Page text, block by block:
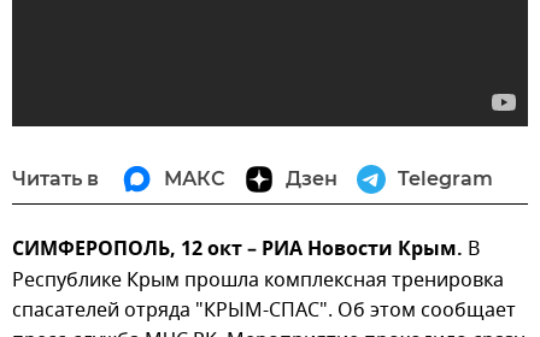
Читать в МАКС Дзен Telegram
СИМФЕРОПОЛЬ, 12 окт – РИА Новости Крым. В
Республике Крым прошла комплексная тренировка
спасателей отряда "КРЫМ-СПАС". Об этом сообщает